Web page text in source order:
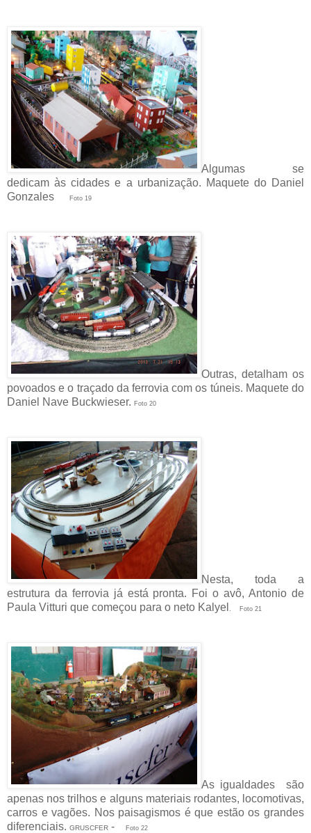
Algumas se
dedicam às cidades e a urbanização. Maquete do Daniel
Gonzales
Foto 19
Outras, detalham os
povoados e o traçado da ferrovia com os túneis. Maquete do
Daniel Nave Buckwieser. Foto 20
Nesta, toda a
estrutura da ferrovia já está pronta. Foi o avô, Antonio de
Paula Vitturi que começou para o neto Kalyel
Foto 21
As igualdades são
apenas nos trilhos e alguns materiais rodantes, locomotivas,
carros e vagões. Nos paisagismos é que estão os grandes
diferenciais. GRUSCFER - Foto 22